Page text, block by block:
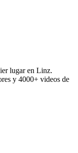
lugar en Linz.
y 4000+ videos de